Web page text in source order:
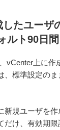
たユーザ
ルト90日間
vCenter上に作
、標準設定の
新規ユーザを
だけ、有効期